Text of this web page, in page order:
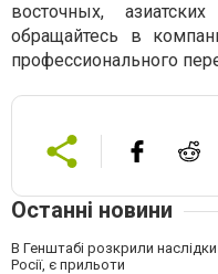
восточных,
обращайтесь в
профессионального
Останні новини
В Генштабі розкрили
Росії, є прильоти